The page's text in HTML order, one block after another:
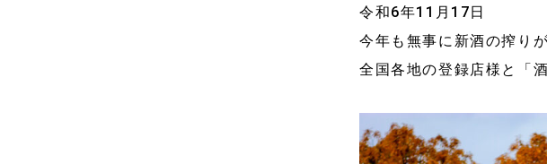
令和6年11月17日
今年も無事に新酒の搾り
全国各地の登録店様と「